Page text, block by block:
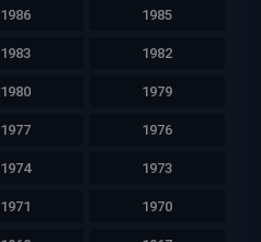
1986 1985
1983 1982
1980 1979
1977 1976
1974 1973
1971 1970